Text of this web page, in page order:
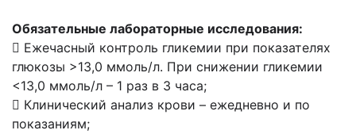
Обязательные лабораторные исследования:
 Ежечасный контроль гликемии при показателях
глюкозы >13,0 ммоль/л. При снижении гликемии
<13,0 ммоль/л – 1 раз в 3 часа;
 Клинический анализ крови – ежедневно и по
показаниям;